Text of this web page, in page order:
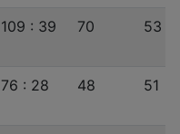
109 : 39 70 53
76 : 28 48 51